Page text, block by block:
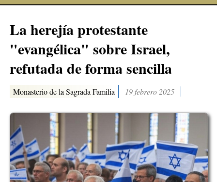
La herejía protestante
"evangélica" sobre Israel,
refutada de forma sencilla
Monasterio de la Sagrada Familia 19 febrero 2025